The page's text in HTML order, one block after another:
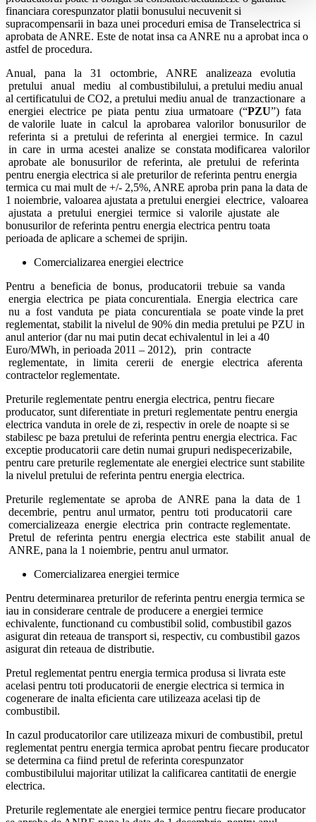
financiara corespunzator platii bonusului necuvenit si
supracompensarii in baza unei proceduri emisa de Transelectrica si
aprobata de ANRE. Este de notat insa ca ANRE nu a aprobat inca o
astfel de procedura.
Anual, pana la 31 octombrie, ANRE analizeaza evolutia
pretului anual mediu al combustibilului, a pretului mediu anual
al certificatului de CO2, a pretului mediu anual de tranzactionare a
energiei electrice pe piata pentu ziua urmatoare (“PZU”) fata
de valorile luate in calcul la aprobarea valorilor bonusurilor de
referinta si a pretului de referinta al energiei termice. In cazul
in care in urma acestei analize se constata modificarea valorilor
aprobate ale bonusurilor de referinta, ale pretului de referinta
pentru energia electrica si ale preturilor de referinta pentru energia
termica cu mai mult de +/- 2,5%, ANRE aproba prin pana la data de
1 noiembrie, valoarea ajustata a pretului energiei electrice, valoarea
ajustata a pretului energiei termice si valorile ajustate ale
bonusurilor de referinta pentru energia electrica pentru toata
perioada de aplicare a schemei de sprijin.
Comercializarea energiei electrice
Pentru a beneficia de bonus, producatorii trebuie sa vanda
energia electrica pe piata concurentiala. Energia electrica care
nu a fost vanduta pe piata concurentiala se poate vinde la pret
reglementat, stabilit la nivelul de 90% din media pretului pe PZU in
anul anterior (dar nu mai putin decat echivalentul in lei a 40
Euro/MWh, in perioada 2011 – 2012), prin contracte
reglementate, in limita cererii de energie electrica aferenta
contractelor reglementate.
Preturile reglementate pentru energia electrica, pentru fiecare
producator, sunt diferentiate in preturi reglementate pentru energia
electrica vanduta in orele de zi, respectiv in orele de noapte si se
stabilesc pe baza pretului de referinta pentru energia electrica. Fac
exceptie producatorii care detin numai grupuri nedispecerizabile,
pentru care preturile reglementate ale energiei electrice sunt stabilite
la nivelul pretului de referinta pentru energia electrica.
Preturile reglementate se aproba de ANRE pana la data de 1
decembrie, pentru anul urmator, pentru toti producatorii care
comercializeaza energie electrica prin contracte reglementate.
Pretul de referinta pentru energia electrica este stabilit anual de
ANRE, pana la 1 noiembrie, pentru anul urmator.
Comercializarea energiei termice
Pentru determinarea preturilor de referinta pentru energia termica se
iau in considerare centrale de producere a energiei termice
echivalente, functionand cu combustibil solid, combustibil gazos
asigurat din reteaua de transport si, respectiv, cu combustibil gazos
asigurat din reteaua de distributie.
Pretul reglementat pentru energia termica produsa si livrata este
acelasi pentru toti producatorii de energie electrica si termica in
cogenerare de inalta eficienta care utilizeaza acelasi tip de
combustibil.
In cazul producatorilor care utilizeaza mixuri de combustibil, pretul
reglementat pentru energia termica aprobat pentru fiecare producator
se determina ca fiind pretul de referinta corespunzator
combustibilului majoritar utilizat la calificarea cantitatii de energie
electrica.
Preturile reglementate ale energiei termice pentru fiecare producator